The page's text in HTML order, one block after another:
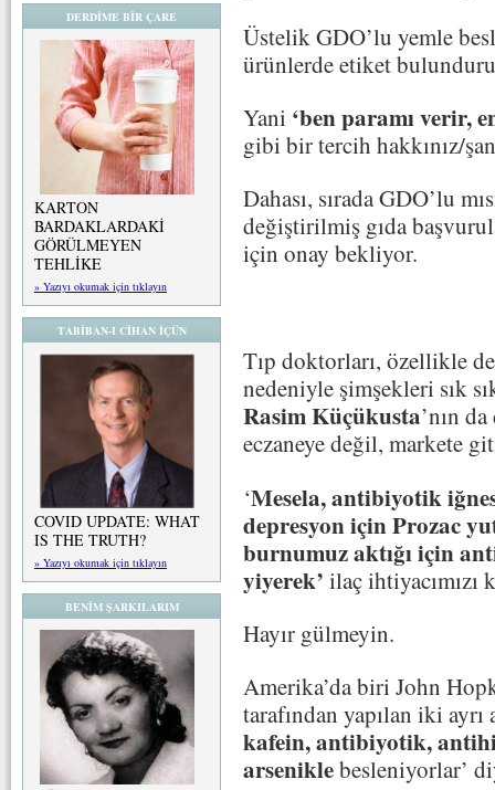
DERDİME BİR ÇARE
KARTON
BARDAKLARDAKİ
GÖRÜLMEYEN
TEHLİKE
» Yazıyı okumak için tıklayın
TABİBAN-I CİHAN İÇÜN
COVID UPDATE: WHAT
IS THE TRUTH?
» Yazıyı okumak için tıklayın
BENİM ŞARKILARIM
Üstelik GDO’lu yemle
ürünlerde etiket
Yani ‘ben paramı verir,
gibi bir tercih hakkınız/
Dahası, sırada GDO’lu
değiştirilmiş gıda
için onay bekliyor.
Tıp doktorları, özellikle de
nedeniyle şimşekleri sık
Rasim Küçükusta’nın
eczaneye değil, markete
‘Mesela, antibiyotik
depresyon için Prozac
burnumuz aktığı için
yiyerek’ ilaç ihtiyacımızı
Hayır gülmeyin.
Amerika’da biri John
tarafından yapılan iki
kafein, antibiyotik,
arseniklebesleniyorlar’